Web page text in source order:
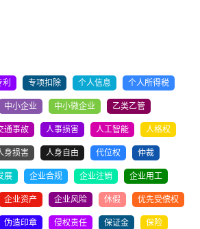
专项扣除 个人信息 个人所得税
中小企业 中小微企业 乙类乙管
通事故 人事损害 人工智能 人格权
身损害 人身自由 代位权 仲裁
展 企业合规 企业注销 企业用工
企业资产 企业风险 休假 优先受偿权
伪造印章 侵权责任 保证金 保险